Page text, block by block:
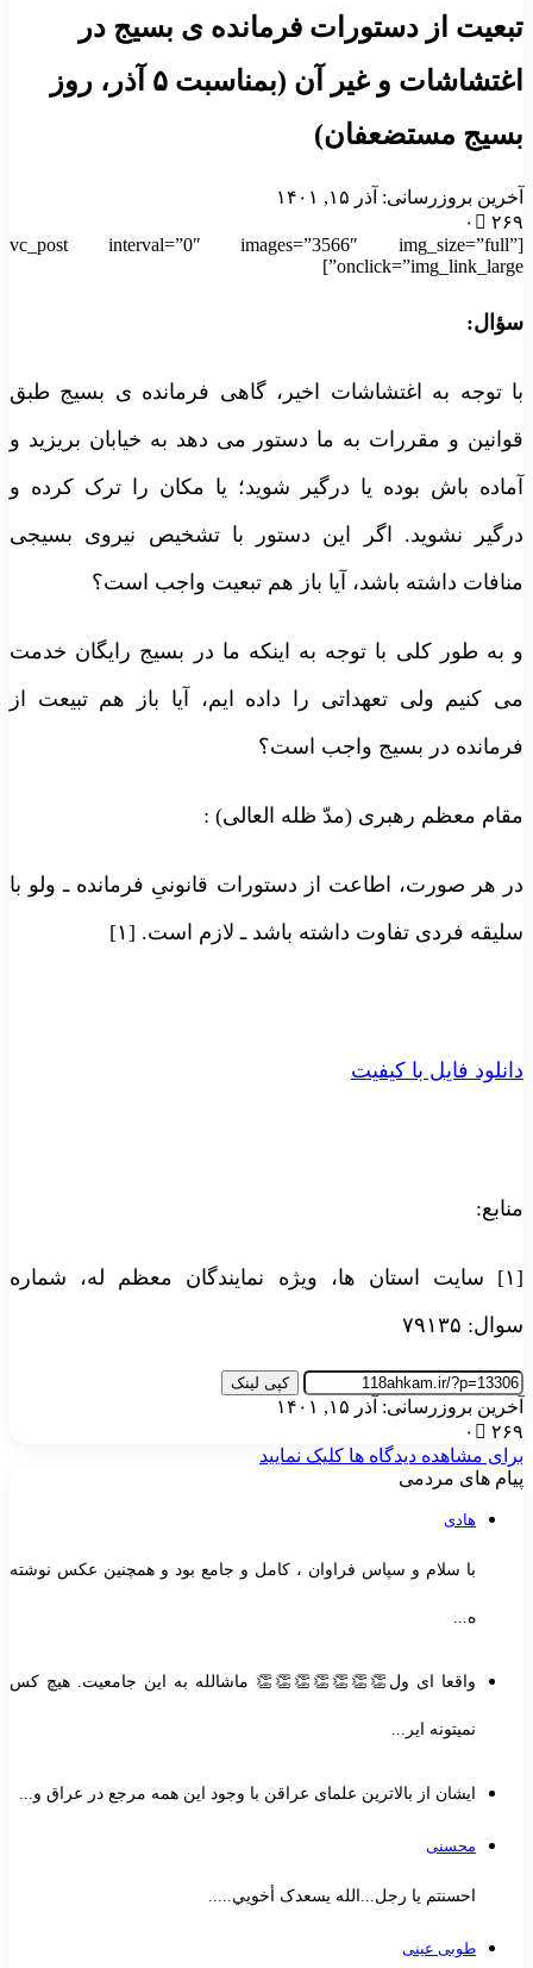
تبعیت از دستورات فرمانده ی بسیج در
اغتشاشات و غیر آن (بمناسبت ۵ آذر، روز
بسیج مستضعفان)
آخرین بروزرسانی: آذر ۱۵, ۱۴۰۱
۰
۲۶۹
[vc_post interval=”0″ images=”3566″ img_size=”full”
onclick=”img_link_large”]
سؤال:
با توجه به اغتشاشات اخیر، گاهی فرمانده ی بسیج طبق
قوانین و مقررات به ما دستور می دهد به خیابان بریزید و
آماده باش بوده یا درگیر شوید؛ یا مکان را ترک کرده و
درگیر نشوید. اگر این دستور با تشخیص نیروی بسیجی
منافات داشته باشد، آیا باز هم تبعیت واجب است؟
و به طور کلی با توجه به اینکه ما در بسیج رایگان خدمت
می کنیم ولی تعهداتی را داده ایم، آیا باز هم تبیعت از
فرمانده در بسیج واجب است؟
مقام معظم رهبری (مدّ ظله العالی) :
در هر صورت، اطاعت از دستورات قانونیِ فرمانده ـ ولو با
سلیقه فردی تفاوت داشته باشد ـ لازم است. [۱]
دانلود فایل با کیفیت
منابع:
[۱] سایت استان ها، ویژه نمایندگان معظم له، شماره
سوال: ۷۹۱۳۵
کپی لینک
آخرین بروزرسانی: آذر ۱۵, ۱۴۰۱
۰
۲۶۹
برای مشاهده دیدگاه ها کلیک نمایید
پیام های مردمی
هادی
با سلام و سپاس فراوان ، کامل و جامع بود و همچنین عکس نوشته
ه...
واقعا ای ول👏👏👏👏👏👏👏 ماشالله به این جامعیت. هیچ کس
نمیتونه ایر...
ایشان از بالاترین علمای عراقن با وجود این همه مرجع در عراق و...
محسنی
احسنتم یا رجل...الله یسعدک أخويي.....
طوبی عینی